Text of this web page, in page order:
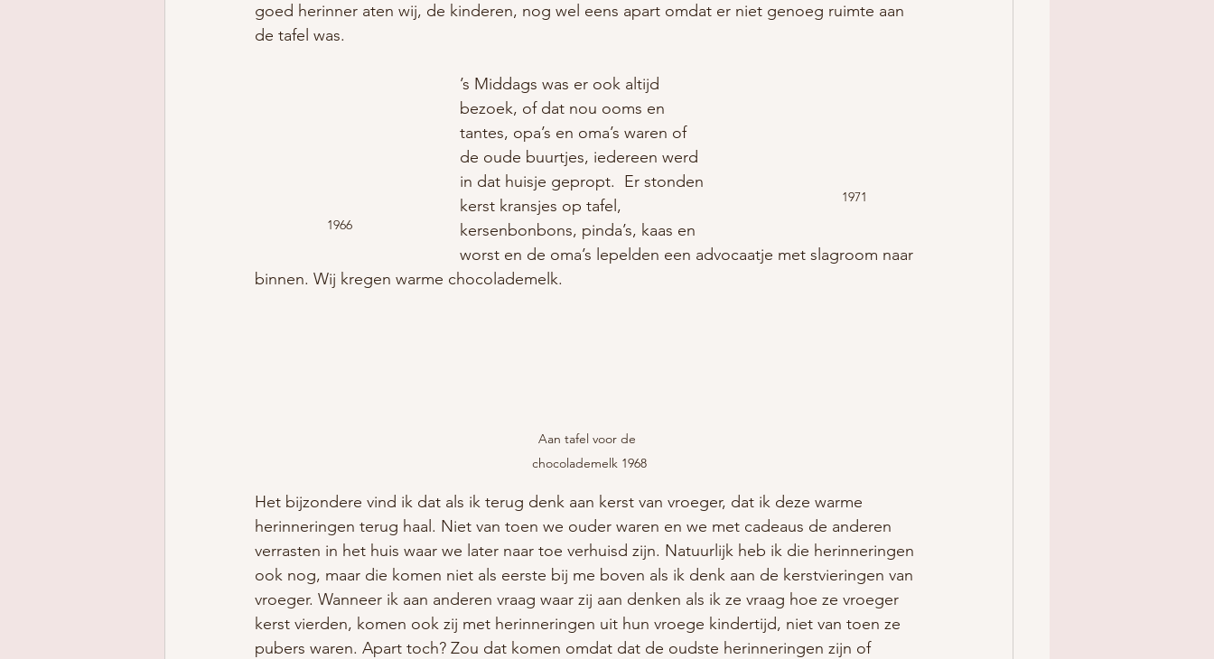
goed herinner aten wij, de kinderen, nog wel eens apart omdat er niet genoeg ruimte aan
de tafel was.
          1971
1966
’s Middags was er ook altijd
bezoek, of dat nou ooms en
tantes, opa’s en oma’s waren of
de oude buurtjes, iedereen werd
in dat huisje gepropt.  Er stonden
kerst kransjes op tafel,
kersenbonbons, pinda’s, kaas en
worst en de oma’s lepelden een advocaatje met slagroom naar
binnen. Wij kregen warme chocolademelk.
Aan tafel voor de
chocolademelk 1968
Het bijzondere vind ik dat als ik terug denk aan kerst van vroeger, dat ik deze warme
herinneringen terug haal. Niet van toen we ouder waren en we met cadeaus de anderen
verrasten in het huis waar we later naar toe verhuisd zijn. Natuurlijk heb ik die herinneringen
ook nog, maar die komen niet als eerste bij me boven als ik denk aan de kerstvieringen van
vroeger. Wanneer ik aan anderen vraag waar zij aan denken als ik ze vraag hoe ze vroeger
kerst vierden, komen ook zij met herinneringen uit hun vroege kindertijd, niet van toen ze
pubers waren. Apart toch? Zou dat komen omdat dat de oudste herinneringen zijn of